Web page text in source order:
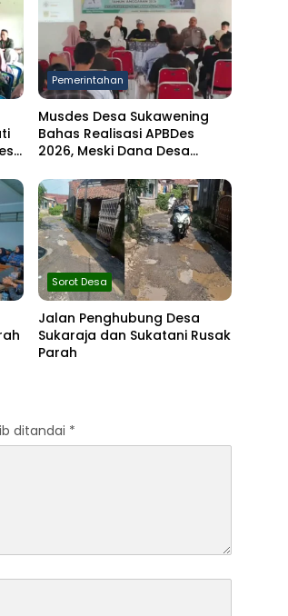
Pemerintahan
Musdes Desa Sukawening
Bahas Realisasi APBDes
2026, Meski Dana Desa
Tetap Dibangun
Sorot Desa
Jalan Penghubung Desa
Sukaraja dan Sukatani Rusak
Parah
ditandai *